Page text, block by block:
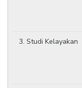
3. Studi Kelayakan